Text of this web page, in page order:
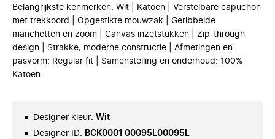
Belangrijkste kenmerken: Wit | Katoen | Verstelbare capuchon
met trekkoord | Opgestikte mouwzak | Geribbelde
manchetten en zoom | Canvas inzetstukken | Zip-through
design | Strakke, moderne constructie | Afmetingen en
pasvorm: Regular fit | Samenstelling en onderhoud: 100%
Katoen
Designer kleur: Wit
Designer ID: BCK0001 00095L00095L